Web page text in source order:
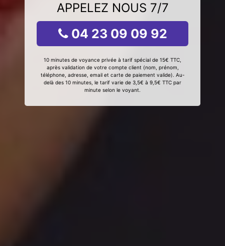
APPELEZ NOUS 7/7
04 23 09 09 92
10 minutes de voyance privée à tarif spécial de 15€ TTC,
après validation de votre compte client (nom, prénom,
téléphone, adresse, email et carte de paiement valide). Au-
delà des 10 minutes, le tarif varie de 3,5€ à 9,5€ TTC par
minute selon le voyant.